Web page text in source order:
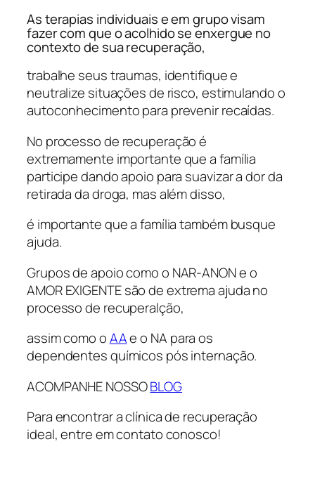
As terapias individuais e em grupo visam
fazer com que o acolhido se enxergue no
contexto de sua recuperação,
trabalhe seus traumas, identifique e
neutralize situações de risco, estimulando o
autoconhecimento para prevenir recaídas.
No processo de recuperação é
extremamente importante que a família
participe dando apoio para suavizar a dor da
retirada da droga, mas além disso,
é importante que a família também busque
ajuda.
Grupos de apoio como o NAR-ANON e o
AMOR EXIGENTE são de extrema ajuda no
processo de recuperalção,
assim como oAAe o NA para os
dependentes químicos pós internação.
ACOMPANHE NOSSOBLOG
Para encontrar a clínica de recuperação
ideal, entre em contato conosco!